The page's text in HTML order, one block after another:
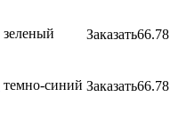
зеленый Заказать66.78
темно-синий Заказать66.78